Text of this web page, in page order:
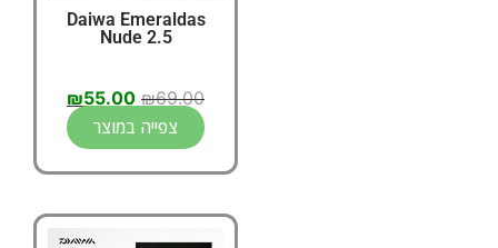
Daiwa Emeraldas
Nude 2.5
₪69.00
₪55.00
צפייה במוצר